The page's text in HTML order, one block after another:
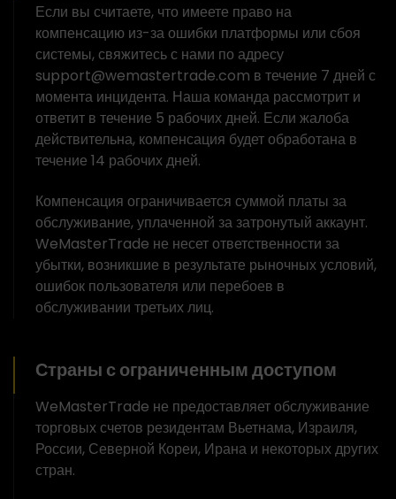
Если вы считаете, что имеете право на
компенсацию из-за ошибки платформы или сбоя
системы, свяжитесь с нами по адресу
support@wemastertrade.com в течение 7 дней с
момента инцидента. Наша команда рассмотрит и
ответит в течение 5 рабочих дней. Если жалоба
действительна, компенсация будет обработана в
течение 14 рабочих дней.
Компенсация ограничивается суммой платы за
обслуживание, уплаченной за затронутый аккаунт.
WeMasterTrade не несет ответственности за
убытки, возникшие в результате рыночных условий,
ошибок пользователя или перебоев в
обслуживании третьих лиц.
Страны с ограниченным доступом
WeMasterTrade не предоставляет обслуживание
торговых счетов резидентам Вьетнама, Израиля,
России, Северной Кореи, Ирана и некоторых других
стран.